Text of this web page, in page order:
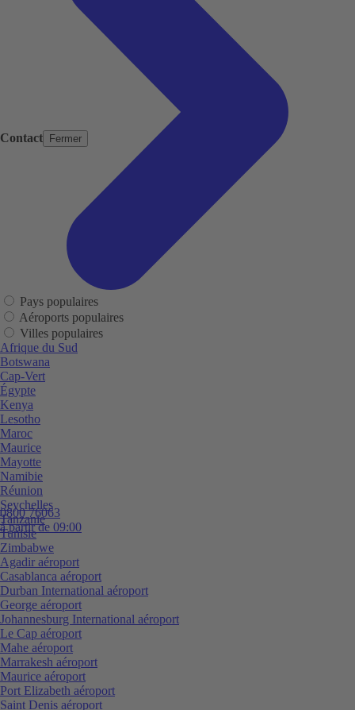
Contact Fermer
0800 76063
à partir de 09:00
Pays populaires
Aéroports populaires
Villes populaires
Afrique du Sud
Botswana
Cap-Vert
Égypte
Kenya
Lesotho
Maroc
Maurice
Mayotte
Namibie
Réunion
Seychelles
Tanzanie
Tunisie
Zimbabwe
Agadir aéroport
Casablanca aéroport
Durban International aéroport
George aéroport
Johannesburg International aéroport
Le Cap aéroport
Mahe aéroport
Marrakesh aéroport
Maurice aéroport
Port Elizabeth aéroport
Saint Denis aéroport